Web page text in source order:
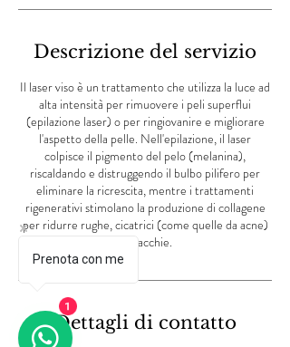
i
Descrizione del servizio
Il laser viso è un trattamento che utilizza la luce ad
alta intensità per rimuovere i peli superflui
(epilazione laser) o per ringiovanire e migliorare
l'aspetto della pelle. Nell'epilazione, il laser
colpisce il pigmento del pelo (melanina),
riscaldando e distruggendo il bulbo pilifero per
eliminare la ricrescita, mentre i trattamenti
rigenerativi stimolano la produzione di collagene
per ridurre rughe, cicatrici (come quelle da acne)
e macchie.
Dettagli di contatto
Prenota con me
1